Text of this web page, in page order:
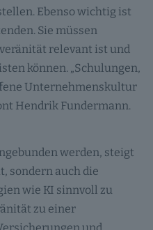
Ebenso wichtig ist
Sie müssen
relevant ist und
können. „Schulungen,
Unternehmenskultur
Hendrik Fundermann.
werden, steigt
sondern auch die
wie KI sinnvoll zu
zu einer